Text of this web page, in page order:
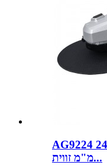
AG9224 עשה זאת בעצמך 2400w 230
מ"מ זווית...